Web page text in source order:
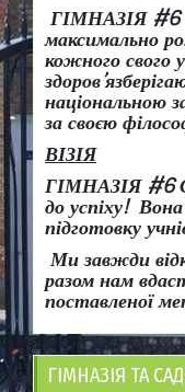
ГІМНАЗІЯ #6
максимально
кожного свого
здоров’
національною
за своєю
ВІЗІЯ
ГІМНАЗІЯ #6
до успіху! Вона
підготовку
Ми завжди
разом нам
поставленої
ГІМНАЗІЯ ТА